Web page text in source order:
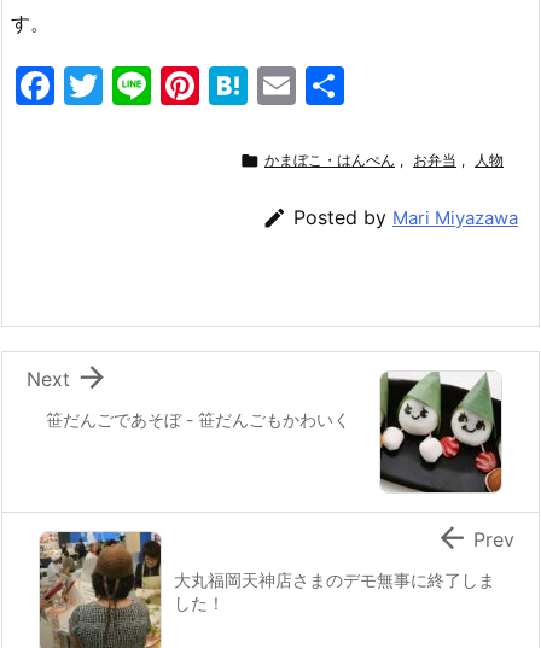
す。
F
o
k
T
Li Pi H
e
a
E
ai
l
 かまぼこ・はんぺん , お弁当 , 人物
 Posted by Mari Miyazawa
笹だんごであそぼ - 笹だんごもかわいく

Next
大丸福岡天神店さまのデモ無事に終了しま
した！
 Prev